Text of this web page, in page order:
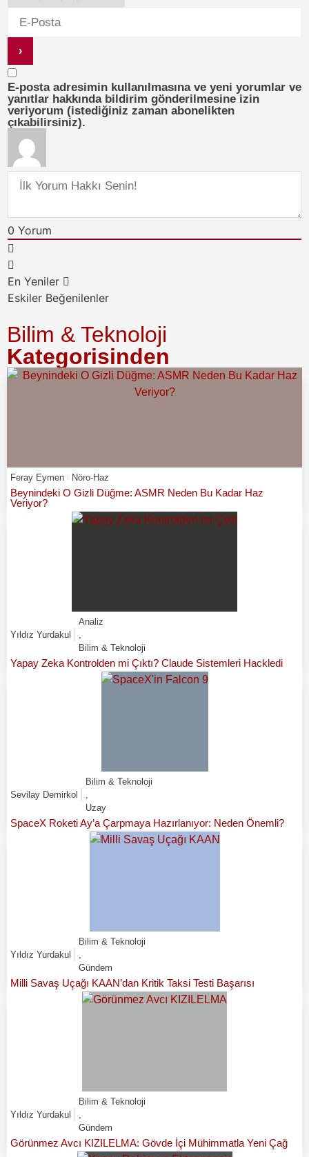
E-posta adresimin kullanılmasına ve yeni yorumlar ve
yanıtlar hakkında bildirim gönderilmesine izin
veriyorum (istediğiniz zaman abonelikten
çıkabilirsiniz).
0 Yorum
En Yeniler
Eskiler Beğenilenler
Bilim & Teknoloji
Kategorisinden
Feray Eymen Nöro-Haz
Beynindeki O Gizli Düğme: ASMR Neden Bu Kadar Haz
Veriyor?
Yıldız Yurdakul
Analiz
,
Bilim & Teknoloji
Yapay Zeka Kontrolden mi Çıktı? Claude Sistemleri Hackledi
Sevilay Demirkol
Bilim & Teknoloji
,
Uzay
SpaceX Roketi Ay’a Çarpmaya Hazırlanıyor: Neden Önemli?
Yıldız Yurdakul
Bilim & Teknoloji
,
Gündem
Milli Savaş Uçağı KAAN’dan Kritik Taksi Testi Başarısı
Yıldız Yurdakul
Bilim & Teknoloji
,
Gündem
Görünmez Avcı KIZILELMA: Gövde İçi Mühimmatla Yeni Çağ